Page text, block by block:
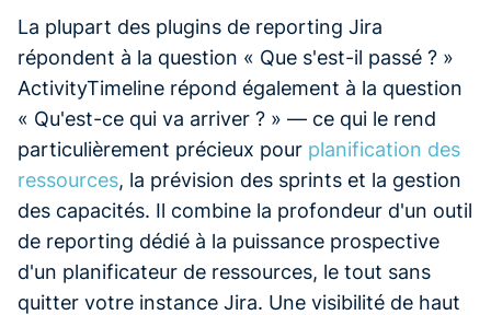
La plupart des plugins de reporting Jira
répondent à la question « Que s'est-il passé ? »
ActivityTimeline répond également à la question
« Qu'est-ce qui va arriver ? » — ce qui le rend
particulièrement précieux pour planification des
ressources, la prévision des sprints et la gestion
des capacités. Il combine la profondeur d'un outil
de reporting dédié à la puissance prospective
d'un planificateur de ressources, le tout sans
quitter votre instance Jira. Une visibilité de haut